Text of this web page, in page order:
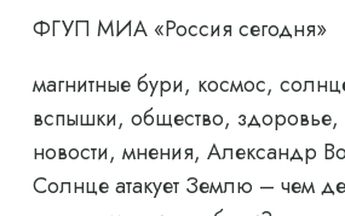
ФГУП МИА «Россия сегодня»
магнитные бури, космос,
вспышки, общество, здоровье,
новости, мнения, Александр
Солнце атакует Землю – чем